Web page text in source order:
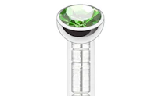
Dermál